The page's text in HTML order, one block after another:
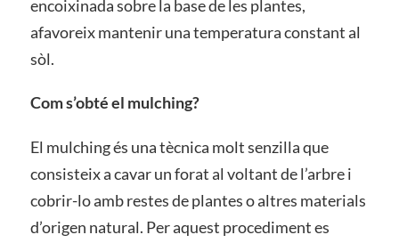
encoixinada sobre la base de les plantes,
afavoreix mantenir una temperatura constant al
sòl.
Com s’obté el mulching?
El mulching és una tècnica molt senzilla que
consisteix a cavar un forat al voltant de l’arbre i
cobrir-lo amb restes de plantes o altres materials
d’origen natural. Per aquest procediment es